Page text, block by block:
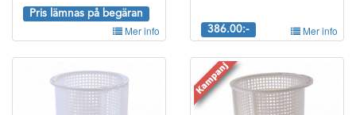
Pris lämnas på begäran
Mer info 386.00:- Mer info